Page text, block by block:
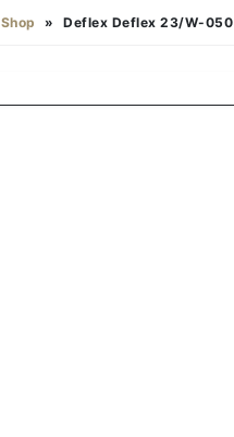
Shop » Deflex Deflex 23/W-050